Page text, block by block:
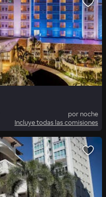
por noche
Incluye todas las comisiones